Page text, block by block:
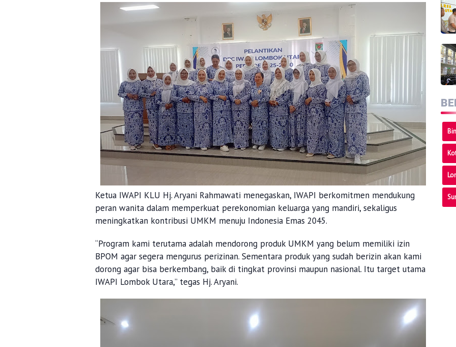
Ketua IWAPI KLU Hj. Aryani Rahmawati menegaskan, IWAPI berkomitmen mendukung
peran wanita dalam memperkuat perekonomian keluarga yang mandiri, sekaligus
meningkatkan kontribusi UMKM menuju Indonesia Emas 2045.
“Program kami terutama adalah mendorong produk UMKM yang belum memiliki izin
BPOM agar segera mengurus perizinan. Sementara produk yang sudah berizin akan kami
dorong agar bisa berkembang, baik di tingkat provinsi maupun nasional. Itu target utama
IWAPI Lombok Utara,” tegas Hj. Aryani.